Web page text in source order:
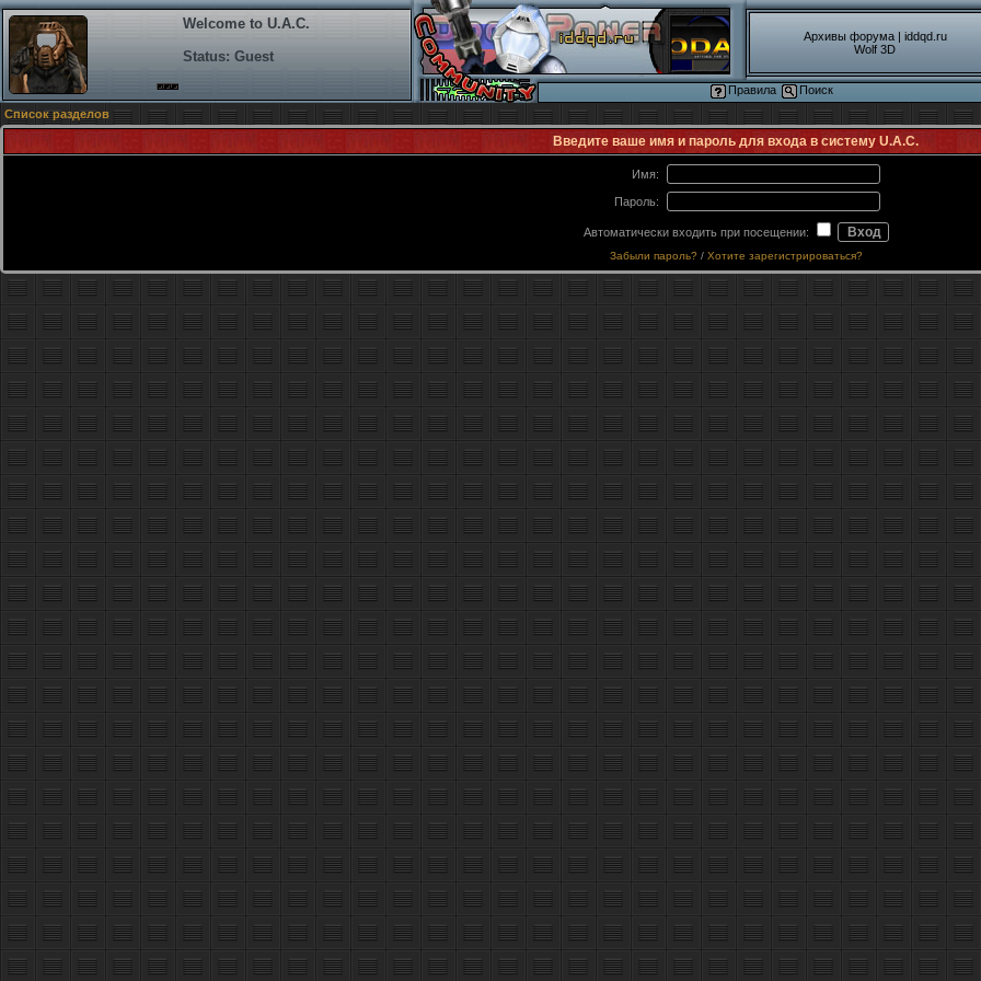
Welcome to U.A.C.
Status: Guest
Архивы форума| iddqd.ru
Wolf 3D
Правила
Поиск
Список разделов
Введите ваше имя и пароль для входа в систему U.A.C.
Имя:
Пароль:
Автоматически входить при посещении:
Забыли пароль? / Хотите зарегистрироваться?